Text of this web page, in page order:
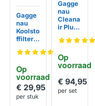
Op
voorraad
Gagge
nau
Koolsto
ffilter
Wijnko
n
RA050
200 /
00606
509
€ 29,95
per stuk
Op
voorraad
Gagge
nau
Cleana
ir Plus
ulaties
170085
22 (3
€ 94,95
per set